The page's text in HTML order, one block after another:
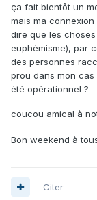
ça fait bientôt un
mais ma
dire que les
euphémisme), par
des personnes
prou dans mon
été opérationnel ?
coucou amical à
Bon weekend à
Citer